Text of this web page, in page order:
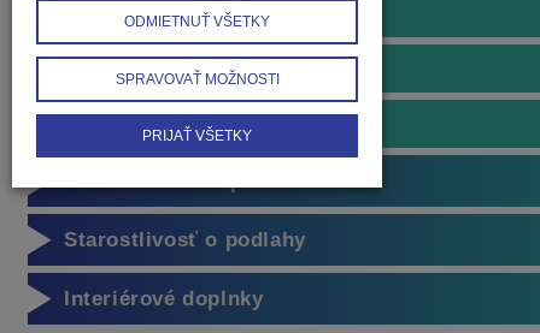
Doplnky k plastovým lištám
Lišty soklové hliníkové
Doplnky k hliníkovým lištám
Starostlivosť o podlahy
Interiérové doplnky
ODMIETNUŤ VŠETKY
SPRAVOVAŤ MOŽNOSTI
PRIJAŤ VŠETKY